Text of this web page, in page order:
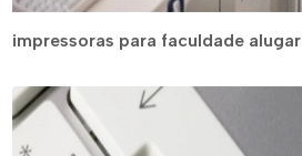
impressoras para faculdade alugar